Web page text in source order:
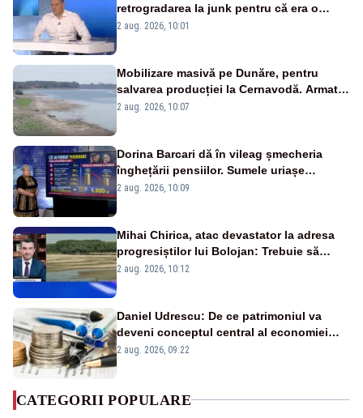
retrogradarea la junk pentru că era o
catastrofă pentru bănci și fondurile de
2 aug. 2026, 10:01
Mobilizare masivă pe Dunăre, pentru
salvarea producției la Cernavodă. Armata
va detona o stâncă și va devia apa
2 aug. 2026, 10:07
Dorina Barcari dă în vileag șmecheria
înghețării pensiilor. Sumele uriașe
pierdute de fiecare român
2 aug. 2026, 10:09
Mihai Chirica, atac devastator la adresa
progresiștilor lui Bolojan: Trebuie să
protejăm și natura, dar nu șținem omaneii
2 aug. 2026, 10:12
Daniel Udrescu: De ce patrimoniul va
deveni conceptul central al economiei
viitoare?
2 aug. 2026, 09:22
CATEGORII POPULARE